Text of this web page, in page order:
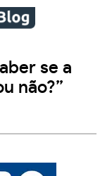
se a
não?”